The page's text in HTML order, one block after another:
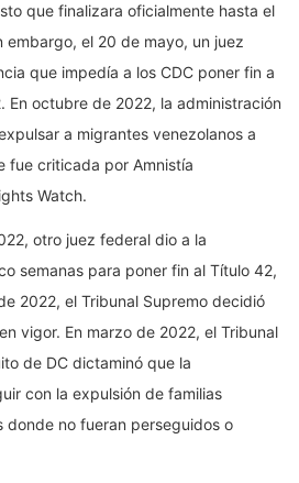
que finalizara oficialmente hasta el
embargo, el 20 de mayo, un juez
que impedía a los CDC poner fin a
En octubre de 2022, la administración
a migrantes venezolanos a
fue criticada por Amnistía
Watch.
otro juez federal dio a la
semanas para poner fin al Título 42,
2022, el Tribunal Supremo decidió
vigor. En marzo de 2022, el Tribunal
de DC dictaminó que la
con la expulsión de familias
donde no fueran perseguidos o